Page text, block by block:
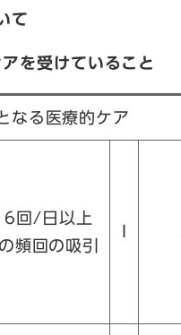
て
を受けていること
なる医療的ケア
6回/日以上
の頻回の吸引